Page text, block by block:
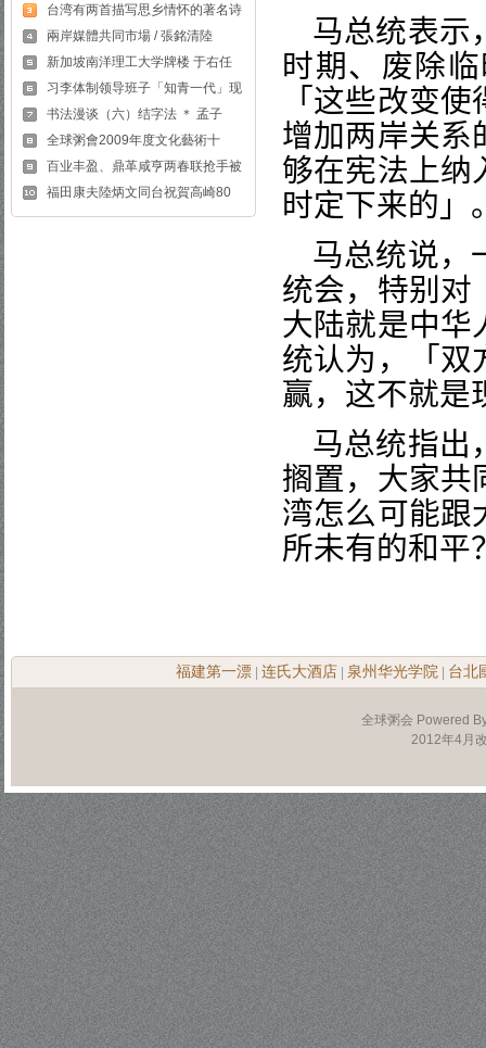
台湾有两首描写思乡情怀的著名诗
兩岸媒體共同市場 / 張銘清陸
新加坡南洋理工大学牌楼 于右任
习李体制领导班子「知青一代」现
书法漫谈（六）结字法 ＊ 孟子
全球粥會2009年度文化藝術十
百业丰盈、鼎革咸亨两春联抢手被
福田康夫陸炳文同台祝賀高崎80
马总统表示
时期、废除
「这些改变
增加两岸关系
够在宪法上纳
时定下来的」
马总统说，
统会，特别对
大陆就是中华
统认为，「双
赢，这不就是
马总统指出
搁置，大家共
湾怎么可能跟
所未有的和平
福建第一漂 连氏大酒店 泉州华光学院 台北
全球粥会 Powered
2012年4月